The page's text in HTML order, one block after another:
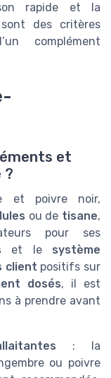
rapide et la
des critères
complément
et
?
et poivre noir,
ou de tisane,
pour ses
et le système
client positifs sur
dosés, il est
à prendre avant
: la
ou poivre